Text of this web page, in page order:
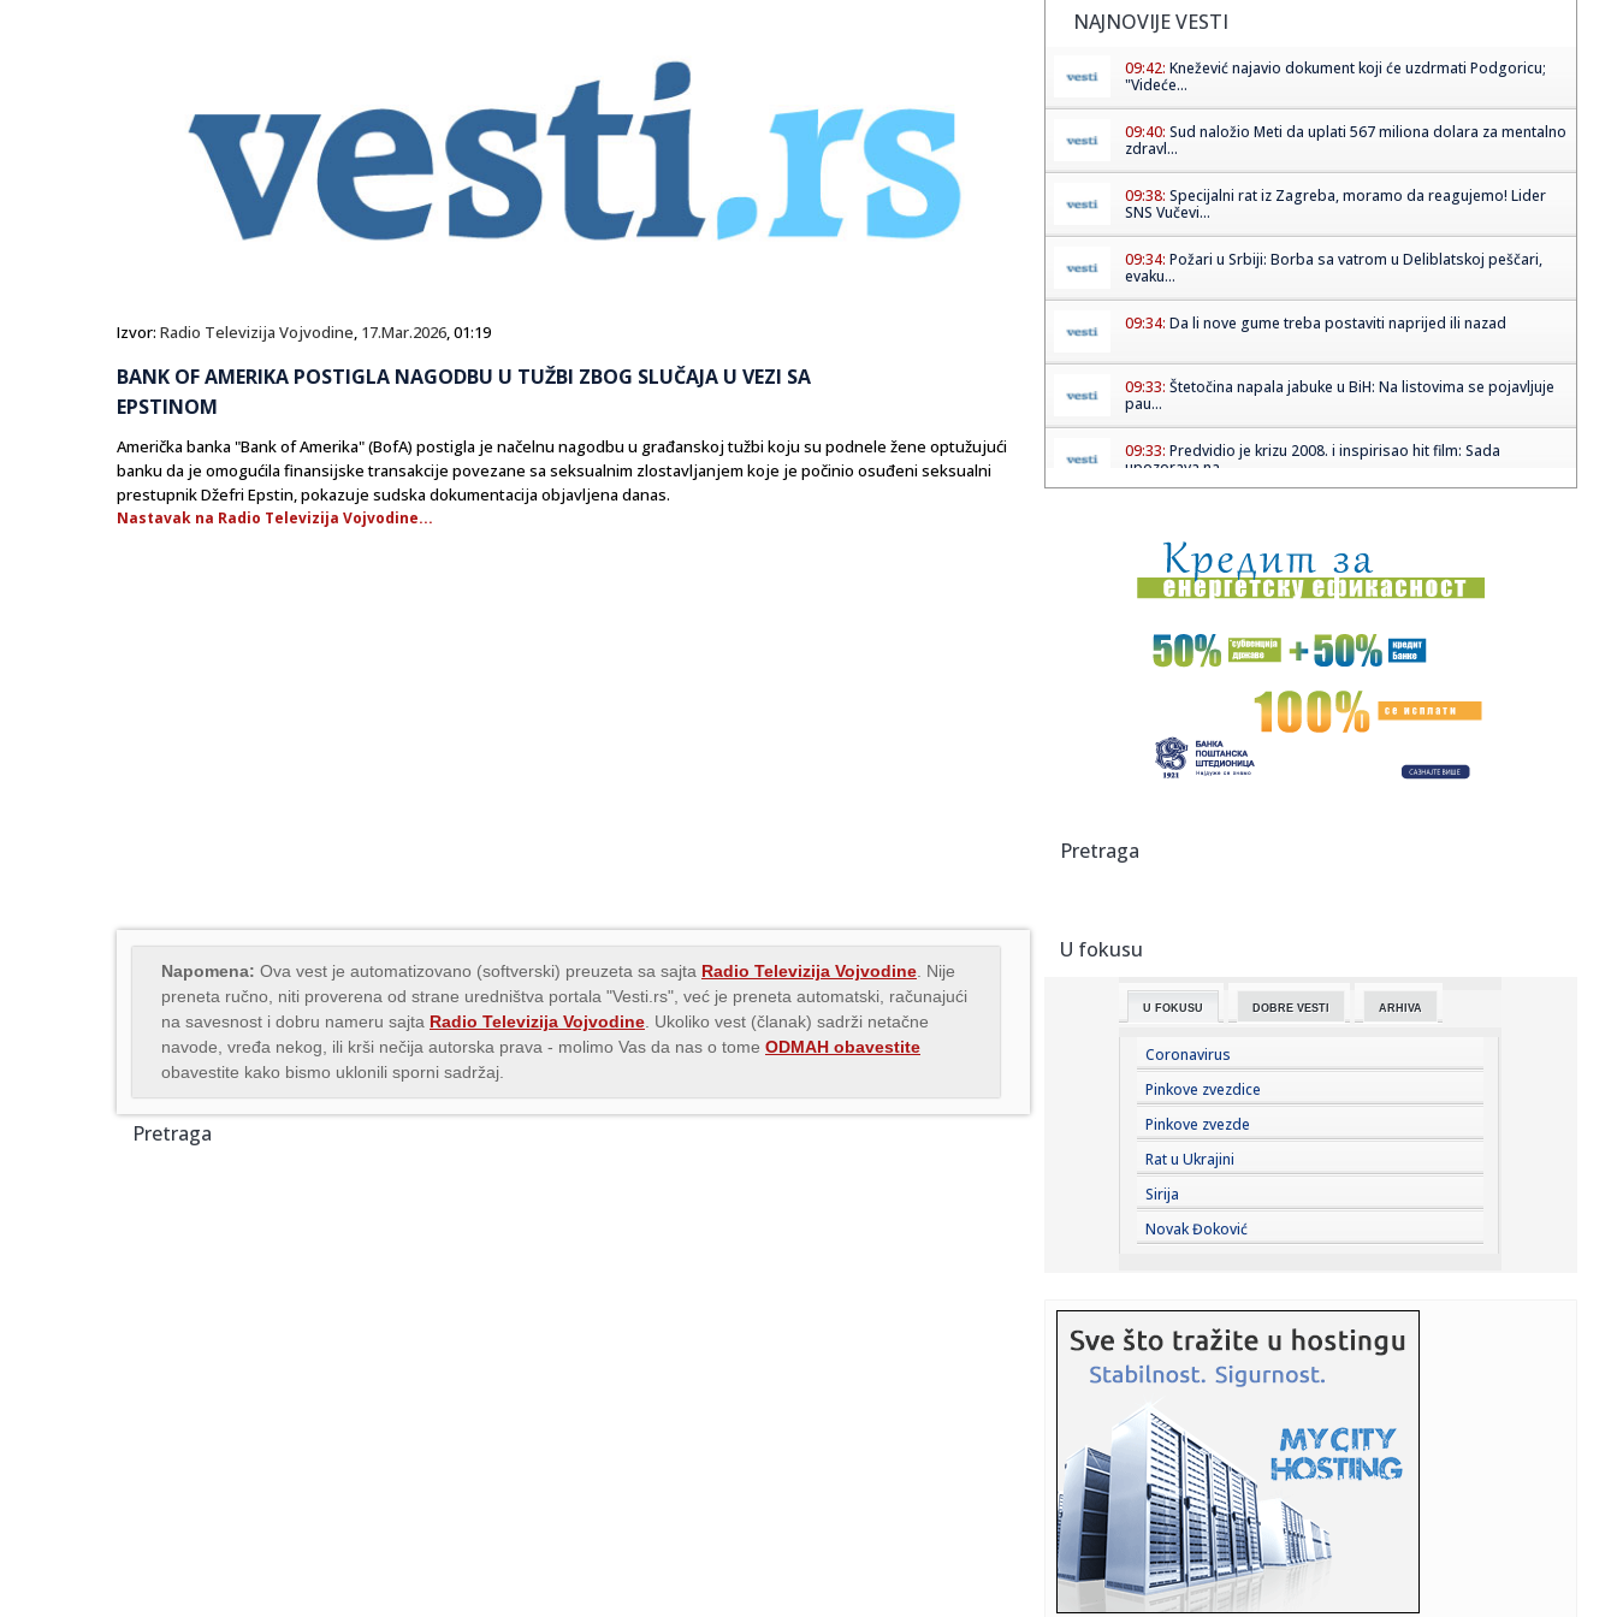
Izvor: Radio Televizija Vojvodine, 17.Mar.2026, 01:19
BANK OF AMERIKA POSTIGLA NAGODBU U TUŽBI ZBOG SLUČAJA U VEZI SA
EPSTINOM
Američka banka "Bank of Amerika" (BofA) postigla je načelnu nagodbu u građanskoj tužbi koju su podnele žene optužujući
banku da je omogućila finansijske transakcije povezane sa seksualnim zlostavljanjem koje je počinio osuđeni seksualni
prestupnik Džefri Epstin, pokazuje sudska dokumentacija objavljena danas.
Nastavak na Radio Televizija Vojvodine...
Napomena: Ova vest je automatizovano (softverski) preuzeta sa sajta Radio Televizija Vojvodine . Nije
preneta ručno, niti proverena od strane uredništva portala "Vesti.rs", već je preneta automatski, računajući
na savesnost i dobru nameru sajta Radio Televizija Vojvodine . Ukoliko vest (članak) sadrži netačne
navode, vređa nekog, ili krši nečija autorska prava - molimo Vas da nas o tome ODMAH obavestite
obavestite kako bismo uklonili sporni sadržaj.
Pretraga
NAJNOVIJE VESTI
09:42: Knežević najavio dokument koji će uzdrmati Podgoricu;
"Videće...
09:40: Sud naložio Meti da uplati 567 miliona dolara za mentalno
zdravl...
09:38: Specijalni rat iz Zagreba, moramo da reagujemo! Lider
SNS Vučevi...
09:34: Požari u Srbiji: Borba sa vatrom u Deliblatskoj peščari,
evaku...
09:34: Da li nove gume treba postaviti naprijed ili nazad
09:33: Štetočina napala jabuke u BiH: Na listovima se pojavljuje
pau...
09:33: Predvidio je krizu 2008. i inspirisao hit film: Sada
upozorava na...
09:32:Kurti, ističe ti rok?
09:27:Argentina uz Infantina: Da li neko ovo nije očekivao?
Ništa od Arsenala: Vinisijus produžio ugovor sa Realom
09:26:Argentina podržala Infantina: Niko nije iznenađen ovim
mečevi"
09:25:
09:24: Filipine pogodio zemljotres jačine 5,8 stepeni
09:23:Brat Anđeline Džoli priznao da je gej: Oglasio se pismom
sa biv...
09:23:KOSTOV NA IZLAZNIM VRATIMA: Velikan baš zagrizao za
Zvezdinog bi...
09:21:Без воде Петроварадинска тврђава
09:19: Bez vode Petrovardinska tvrđava
09:19:
stanovi...
09:19:Španci stižu u pomoć Bugarskoj i Rumuniji
09:16:КК “АПАТИН” СЕ ПОЈАЧАВА! АРНАУТ ...
09:18:Srbija budući most Evrope: Zelenski i Vučić otvaraju vrata
Pretraga
U fokusu
U FOKUSU DOBRE VESTI ARHIVA
Coronavirus
Pinkove zvezdice
Pinkove zvezde
Rat u Ukrajini
Sirija
Novak Đoković